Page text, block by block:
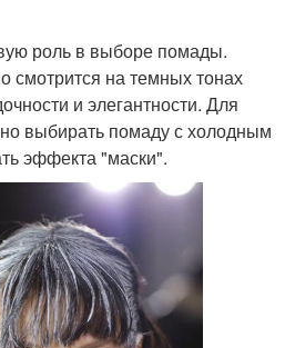
роль в выборе помады.
смотрится на темных тонах
и элегантности. Для
выбирать помаду с холодным
эффекта "маски".